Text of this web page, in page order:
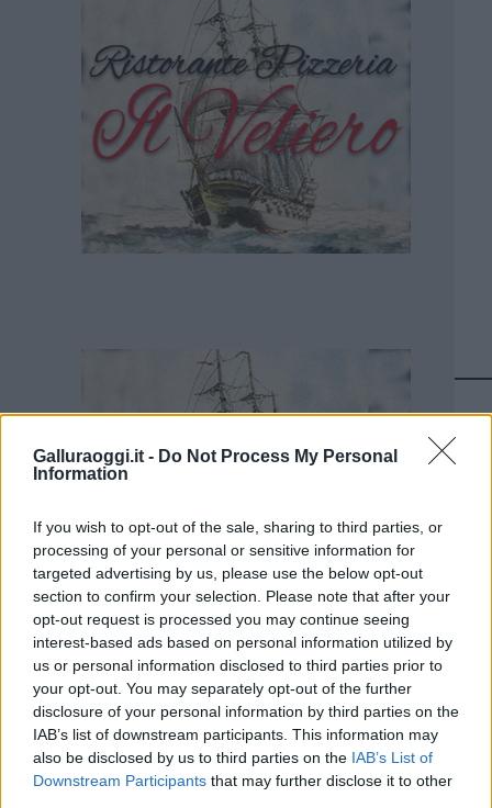
Galluraoggi.it - Do Not Process My Personal
Information
If you wish to opt-out of the sale, sharing to third parties, or
processing of your personal or sensitive information for
targeted advertising by us, please use the below opt-out
section to confirm your selection. Please note that after your
opt-out request is processed you may continue seeing
interest-based ads based on personal information utilized by
us or personal information disclosed to third parties prior to
your opt-out. You may separately opt-out of the further
disclosure of your personal information by third parties on the
IAB’s list of downstream participants. This information may
also be disclosed by us to third parties on the IAB’s List of
Downstream Participants that may further disclose it to other